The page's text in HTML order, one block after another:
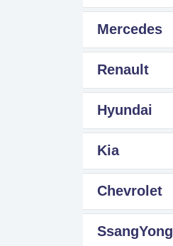
Mercedes
Renault
Hyundai
Kia
Chevrolet
SsangYong